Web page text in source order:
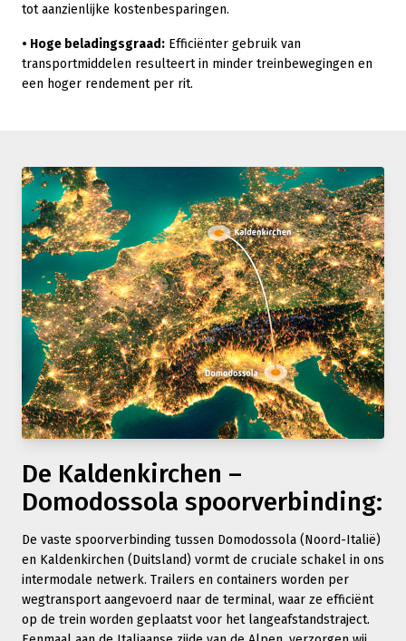
tot aanzienlijke kostenbesparingen.
• Hoge beladingsgraad: Efficiënter gebruik van
transportmiddelen resulteert in minder treinbewegingen en
een hoger rendement per rit.
De Kaldenkirchen –
Domodossola spoorverbinding:
De vaste spoorverbinding tussen Domodossola (Noord-Italië)
en Kaldenkirchen (Duitsland) vormt de cruciale schakel in ons
intermodale netwerk. Trailers en containers worden per
wegtransport aangevoerd naar de terminal, waar ze efficiënt
op de trein worden geplaatst voor het langeafstandstraject.